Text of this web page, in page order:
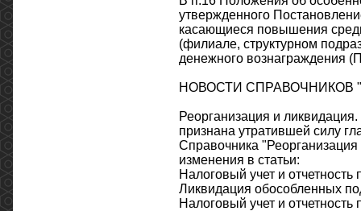
утвержденного
касающиеся повышения
(филиале, структурном
денежного вознаграждения
НОВОСТИ СПРАВОЧНИКОВ
Реорганизация и
признана утратившей силу
Справочника
изменения в статьи:
Налоговый учет и отчетность
Ликвидация обособленных
Налоговый учет и